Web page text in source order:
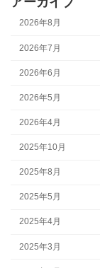
2026年8月
2026年7月
2026年6月
2026年5月
2026年4月
2025年10月
2025年8月
2025年5月
2025年4月
2025年3月